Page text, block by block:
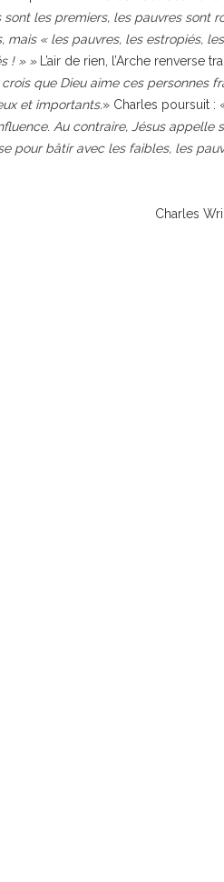
les premiers, les pauvres sont
mais « les pauvres, les estropiés,
! » » L’air de rien, l’Arche renverse
que Dieu aime ces personnes
et importants.» Charles poursuit :
. Au contraire, Jésus appelle
pour bâtir avec les faibles, les
Charles